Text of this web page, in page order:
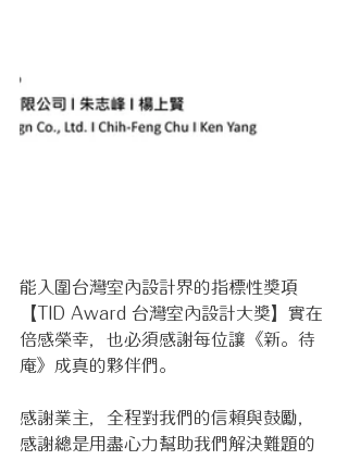
能入圍台灣室內設計界的指標性獎項
【TID Award 台灣室內設計大獎】實在
倍感榮幸，也必須感謝每位讓《新。待
庵》成真的夥伴們。
感謝業主，全程對我們的信賴與鼓勵，
感謝總是用盡心力幫助我們解決難題的